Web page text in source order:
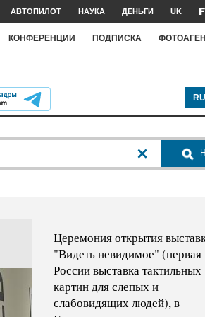
АВТОПИЛОТ НАУКА ДЕНЬГИ UK
КОНФЕРЕНЦИИ ПОДПИСКА
RU
Церемония открытия
"Видеть невидимое" (первая
России выставка тактильных
картин для слепых и
слабовидящих людей), в